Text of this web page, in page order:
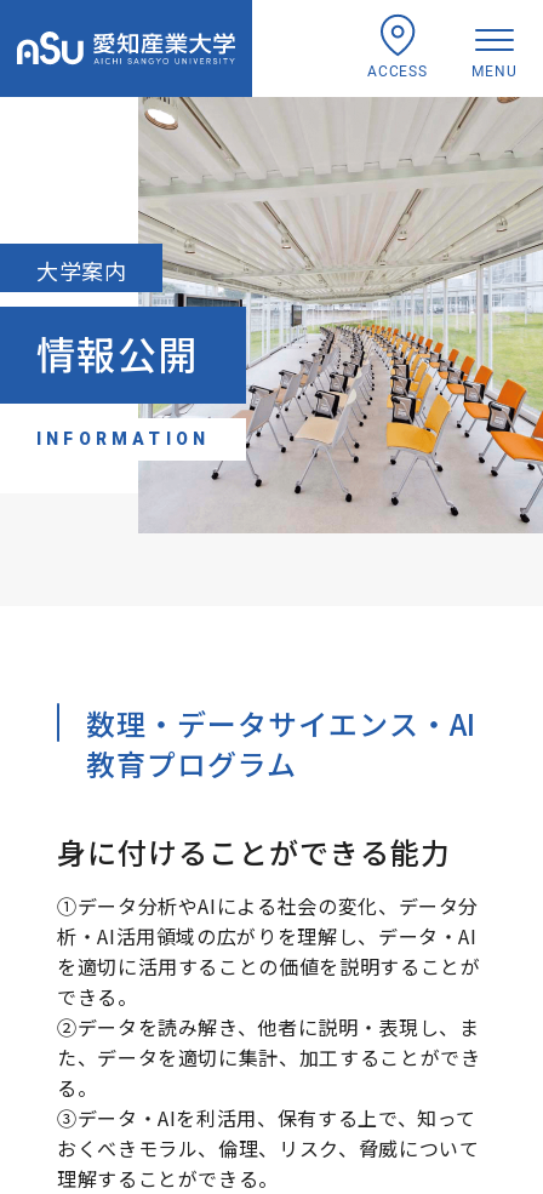
ACCESS MENU
大学案内
情報公開
INFORMATION
数理・データサイエンス・AI
教育プログラム
身に付けることができる能力
①データ分析やAIによる社会の変化、データ分
析・AI活用領域の広がりを理解し、データ・AI
を適切に活用することの価値を説明することが
できる。
②データを読み解き、他者に説明・表現し、ま
た、データを適切に集計、加工することができ
る。
③データ・AIを利活用、保有する上で、知って
おくべきモラル、倫理、リスク、脅威について
理解することができる。